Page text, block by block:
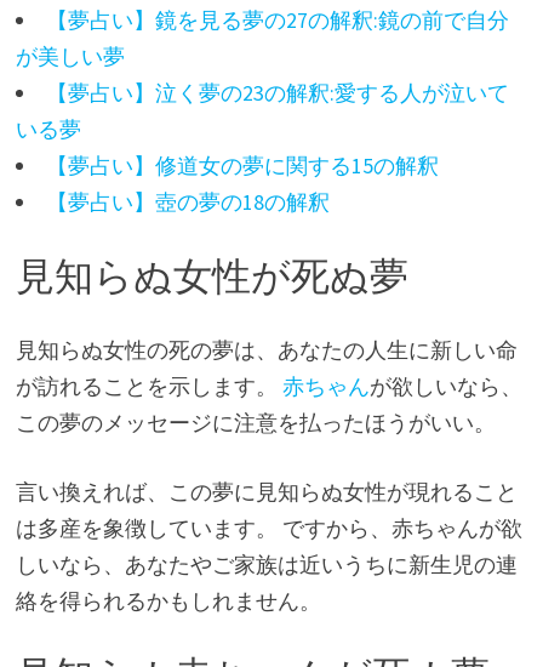
【夢占い】鏡を見る夢の27の解釈:鏡の前で自分
が美しい夢
【夢占い】泣く夢の23の解釈:愛する人が泣いて
いる夢
【夢占い】修道女の夢に関する15の解釈
【夢占い】壺の夢の18の解釈
見知らぬ女性が死ぬ夢
見知らぬ女性の死の夢は、あなたの人生に新しい命
が訪れることを示します。 赤ちゃんが欲しいなら、
この夢のメッセージに注意を払ったほうがいい。
言い換えれば、この夢に見知らぬ女性が現れること
は多産を象徴しています。 ですから、赤ちゃんが欲
しいなら、あなたやご家族は近いうちに新生児の連
絡を得られるかもしれません。